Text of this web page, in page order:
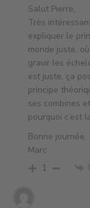
Salut Pierre,
Très
expliquer le
monde juste,
gravir les
est juste, ça
principe
ses combines
pourquoi c’est
Bonne journée,
Marc
1